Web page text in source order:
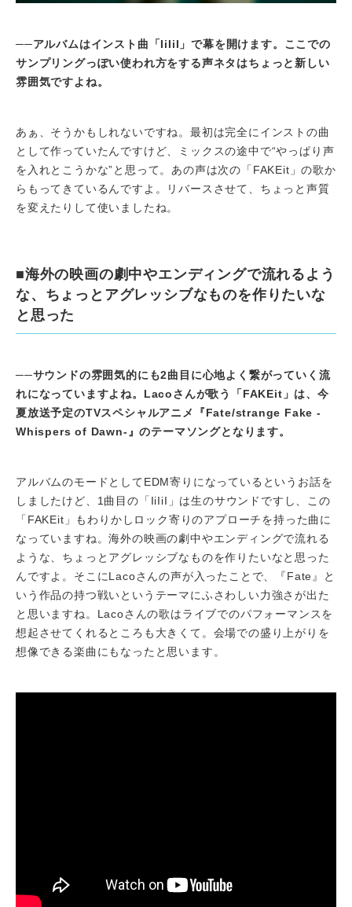
──アルバムはインスト曲「IiIiI 」で幕を開けます。ここでの
サンプリングっぽい使われ方をする声ネタはちょっと新しい
雰囲気ですよね。
あぁ、そうかもしれないですね。最初は完全にインストの曲
として作っていたんですけど、ミックスの途中で“やっぱり声
を入れとこうかな”と思って。あの声は次の「FAKEit」の歌か
らもってきているんですよ。リバースさせて、ちょっと声質
を変えたりして使いましたね。
■海外の映画の劇中やエンディングで流れるよう
な、ちょっとアグレッシブなものを作りたいな
と思った
──サウンドの雰囲気的にも2曲目に心地よく繋がっていく流
れになっていますよね。Lacoさんが歌う「FAKEit」は、今
夏放送予定のTVスペシャルアニメ『Fate/strange Fake -
Whispers of Dawn-』のテーマソングとなります。
アルバムのモードとしてEDM寄りになっているというお話を
しましたけど、1曲目の「IiIiI」は生のサウンドですし、この
「FAKEit」もわりかしロック寄りのアプローチを持った曲に
なっていますね。海外の映画の劇中やエンディングで流れる
ような、ちょっとアグレッシブなものを作りたいなと思った
んですよ。そこにLacoさんの声が入ったことで、『Fate』と
いう作品の持つ戦いというテーマにふさわしい力強さが出た
と思いますね。Lacoさんの歌はライブでのパフォーマンスを
想起させてくれるところも大きくて。会場での盛り上がりを
想像できる楽曲にもなったと思います。